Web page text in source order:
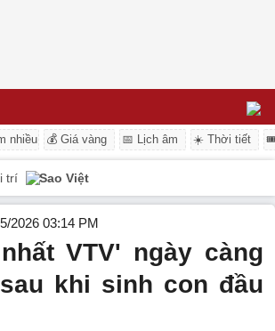
nhiều 💰 Giá vàng 📅 Lịch âm ☀️ Thời tiết
trí Sao Việt
2026 03:14 PM
VTV' ngày càng
khi sinh con đầu